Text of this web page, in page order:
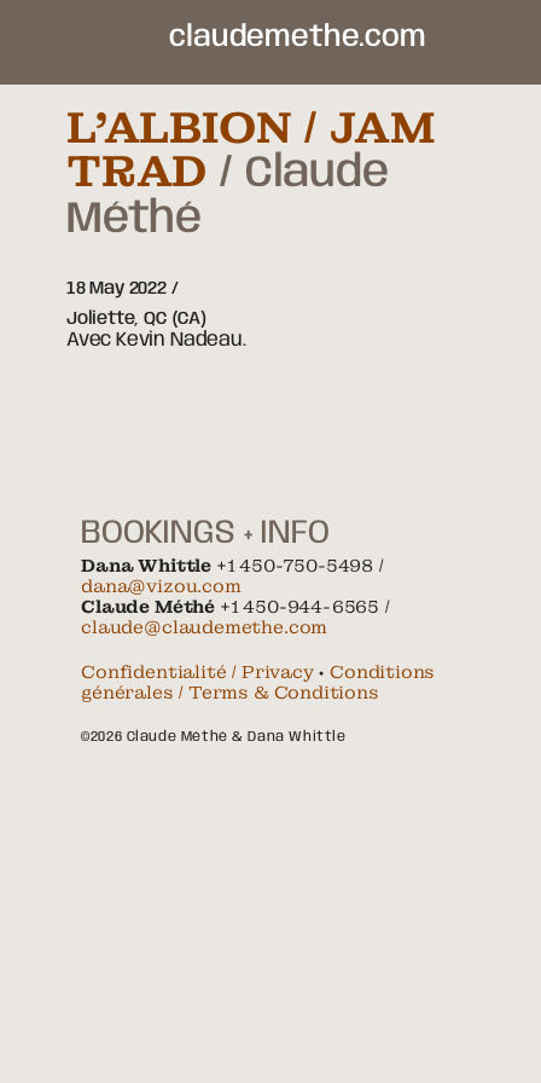
claudemethe.com
L’ALBION / JAM
TRAD
Claude
Méthé
18 May 2022
Joliette,QC (CA)
Avec Kevin Nadeau.
BOOKINGS + INFO
Dana Whittle +1 450-750-5498 /
dana@vizou.com
Claude Méthé +1 450-944-6565 /
claude@claudemethe.com
Confidentialité / Privacy•Conditions
générales / Terms & Conditions
©2026 Claude Méthé & Dana Whittle